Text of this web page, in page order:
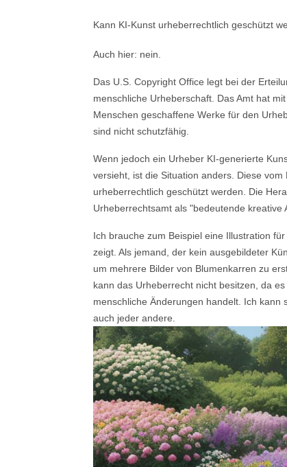
Kann KI-Kunst urheberrechtlich geschützt
Auch hier: nein.
Das U.S. Copyright Office legt bei der
menschliche Urheberschaft. Das Amt hat
Menschen geschaffene Werke für den
sind nicht schutzfähig.
Wenn jedoch ein Urheber KI-generierte
versieht, ist die Situation anders. Diese
urheberrechtlich geschützt werden. Die
Urheberrechtsamt als "bedeutende kreative
Ich brauche zum Beispiel eine Illustration
zeigt. Als jemand, der kein ausgebildeter
um mehrere Bilder von Blumenkarren zu
kann das Urheberrecht nicht besitzen, da
menschliche Änderungen handelt. Ich
auch jeder andere.